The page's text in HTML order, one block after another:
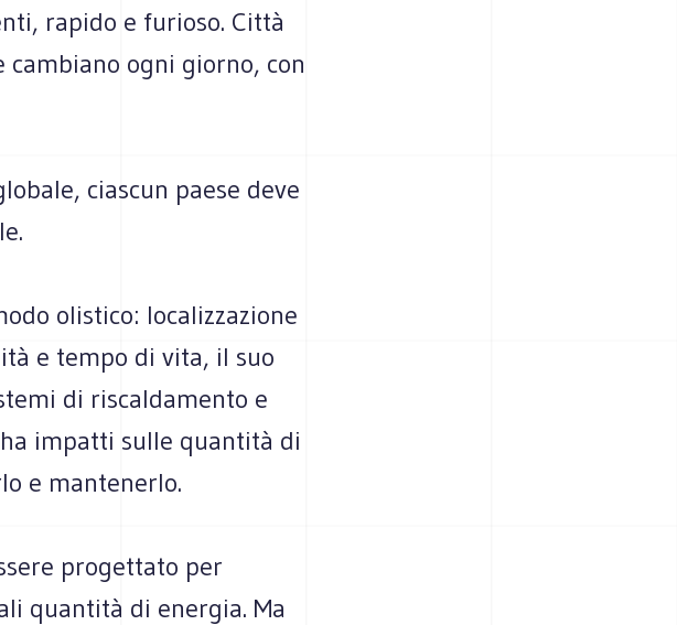
rapido e furioso. Città
cambiano ogni giorno, con
ciascun paese deve
olistico: localizzazione
e tempo di vita, il suo
di riscaldamento e
impatti sulle quantità di
e mantenerlo.
progettato per
quantità di energia. Ma